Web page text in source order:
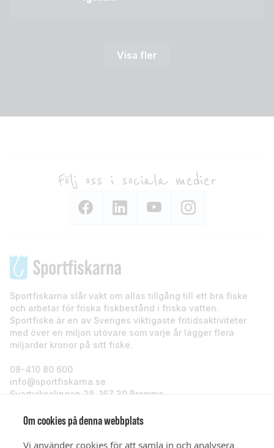
Om cookies på denna webbplats
Vi använder cookies för att samla in och analysera
Visa fler
Följ oss i sociala medier
Sportfiskarna slår vakt om allas tillgång till ett bra fiske
och arbetar för friska fiskbestånd i friska vatten.
Sportfiske är en av Sveriges viktigaste fritidsaktiviteter
med över en miljon utövare som varje år lägger flera
miljarder kronor på sitt fiske.
08-410 80 600
info@sportfiskarna.se
Svartviksslingan 28, 167 39 Bromma
Sportfiskarna